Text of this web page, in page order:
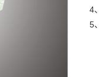
航空、航天、车辆、船舶及特4
5